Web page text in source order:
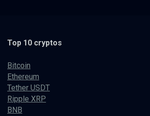
Top 10 cryptos
Bitcoin
Ethereum
Tether USDT
Ripple XRP
BNB